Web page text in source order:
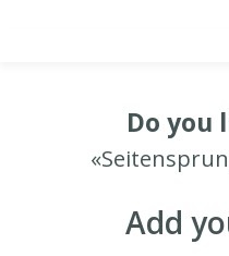
Do you
Add